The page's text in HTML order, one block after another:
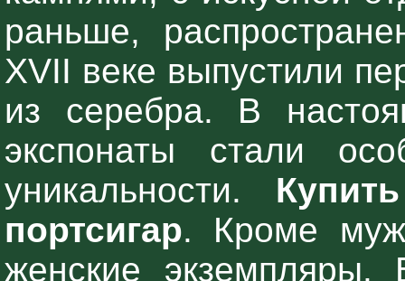
раньше,
XVII веке выпустили
из серебра. В
экспонаты стали
уникальности.
портсигар. Кроме
женские